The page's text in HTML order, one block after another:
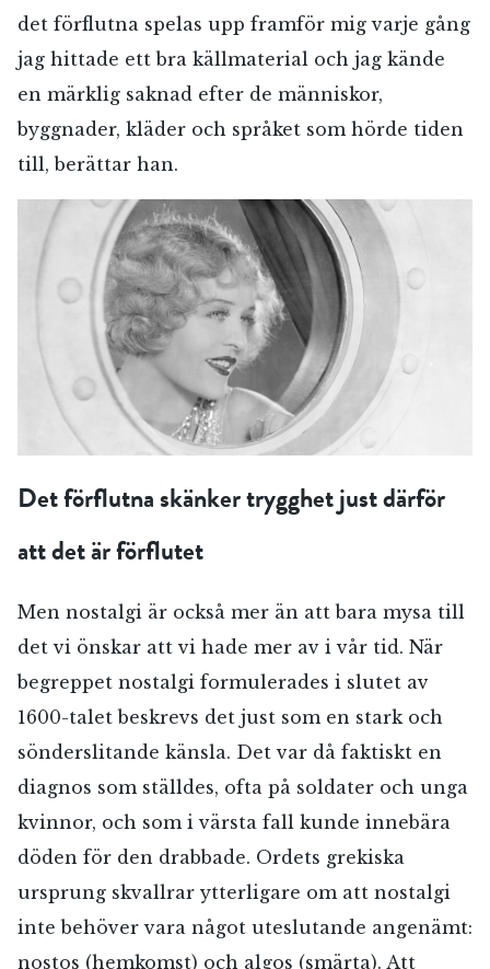
E-post*
Jag accepterar villkoren.
RÖSTA
ÅNGRA OCH STÄNG
det förflutna spelas upp framför mig varje gång
jag hittade ett bra källmaterial och jag kände
en märklig saknad efter de människor,
byggnader, kläder och språket som hörde tiden
till, berättar han.
Det förflutna skänker trygghet just därför
att det är förflutet
Men nostalgi är också mer än att bara mysa till
det vi önskar att vi hade mer av i vår tid. När
begreppet nostalgi formulerades i slutet av
1600-talet beskrevs det just som en stark och
sönderslitande känsla. Det var då faktiskt en
diagnos som ställdes, ofta på soldater och unga
kvinnor, och som i värsta fall kunde innebära
döden för den drabbade. Ordets grekiska
ursprung skvallrar ytterligare om att nostalgi
inte behöver vara något uteslutande angenämt:
nostos (hemkomst) och algos (smärta). Att